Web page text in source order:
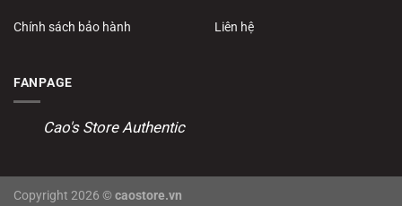
Chính sách bảo hành Liên hệ
FANPAGE
Cao's Store Authentic
Copyright 2026 © caostore.vn